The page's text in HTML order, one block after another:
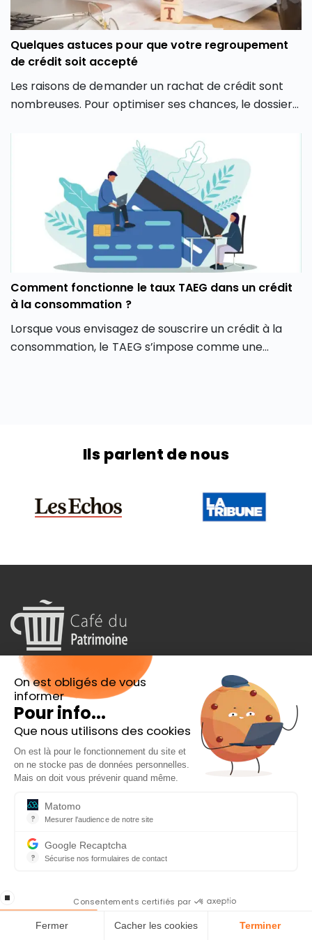
On est obligés de vous
informer
Pour info...
Que nous utilisons des cookies
On est là pour le fonctionnement du site et
on ne stocke pas de données personnelles.
Mais on doit vous prévenir quand même.
?
Matomo
Mesurer l'audience de notre site
?
Google Recaptcha
Sécurise nos formulaires de contact
stop loading Consentements certifiés par
Fermer Cacher les cookies Terminer
Quelques astuces pour que votre regroupement
de crédit soit accepté
Les raisons de demander un rachat de crédit sont
nombreuses. Pour optimiser ses chances, le dossier
Comment fonctionne le taux TAEG dans un crédit
à la consommation ?
Lorsque vous envisagez de souscrire un crédit à la
consommation, le TAEG s’impose comme une
crédit à la consommation. Découvrons-en plus sur le
Ils parlent de nous
Inscrivez-vous à notre Newsletter
En cadeau l’ebook « 81 conseils pour investir en
politique de confidentialité de ce site
Suivez-nous
Catégories
Placements
Immobilier
Crédit
Finances personnelles
Retraite